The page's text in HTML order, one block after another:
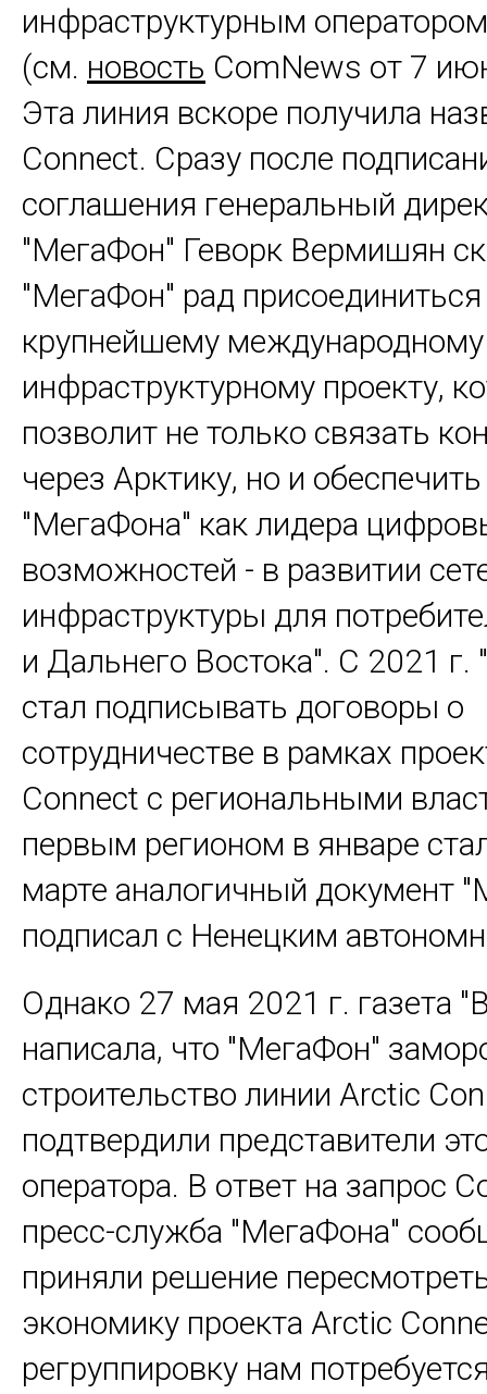
инфраструктурным
(см. новость ComNews от 7
Эта линия вскоре получила
Connect. Сразу после
соглашения генеральный
"МегаФон" Геворк Вермишян
"МегаФон" рад присоединиться
крупнейшему международному
инфраструктурному проекту,
позволит не только связать
через Арктику, но и
"МегаФона" как лидера
возможностей - в развитии
инфраструктуры для
и Дальнего Востока". С 2021
стал подписывать договоры о
сотрудничестве в рамках
Connect с региональными
первым регионом в январе
марте аналогичный документ
подписал с Ненецким
Однако 27 мая 2021 г. газета
написала, что "МегаФон"
строительство линии Arctic
подтвердили представители
оператора. В ответ на запрос
пресс-служба "МегаФона"
приняли решение
экономику проекта Arctic
регруппировку нам